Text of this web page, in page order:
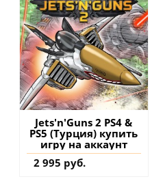
Jets'n'Guns 2 PS4 &
PS5 (Турция) купить
игру на аккаунт
2 995 руб.